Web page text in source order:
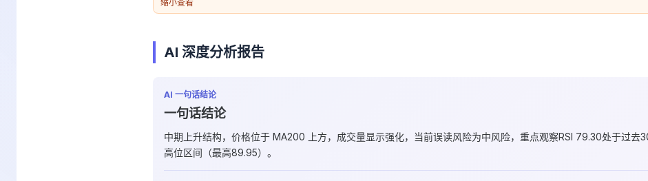
缩小查看
AI 深度分析报告
AI 一句话结论
一句话结论
中期上升结构，价格位于 MA200 上方，成交量显示强化，当前误读风险为中风险，重点观察RSI 79.30处于过去
高位区间（最高89.95）。